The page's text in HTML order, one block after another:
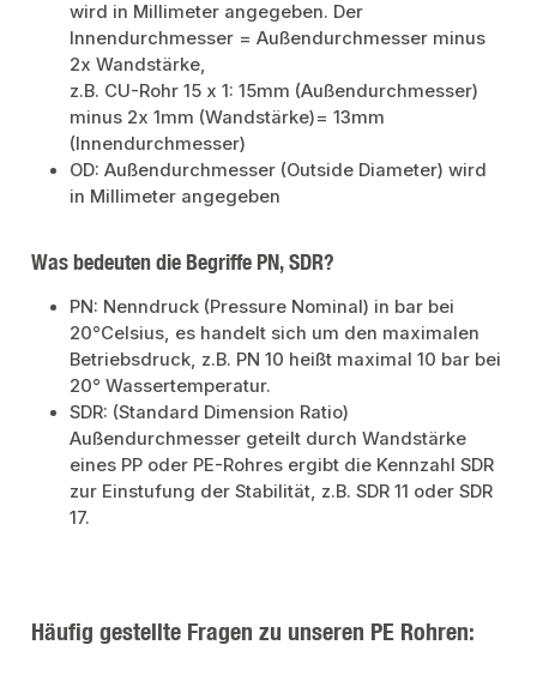
wird in Millimeter angegeben. Der
Innendurchmesser = Außendurchmesser minus
2x Wandstärke,
z.B. CU-Rohr 15 x 1: 15mm (Außendurchmesser)
minus 2x 1mm (Wandstärke)= 13mm
(Innendurchmesser)
OD: Außendurchmesser (Outside Diameter) wird
in Millimeter angegeben
Was bedeuten die Begriffe PN, SDR?
PN: Nenndruck (Pressure Nominal) in bar bei
20°Celsius, es handelt sich um den maximalen
Betriebsdruck, z.B. PN 10 heißt maximal 10 bar bei
20° Wassertemperatur.
SDR: (Standard Dimension Ratio)
Außendurchmesser geteilt durch Wandstärke
eines PP oder PE-Rohres ergibt die Kennzahl SDR
zur Einstufung der Stabilität, z.B. SDR 11 oder SDR
17.
Häufig gestellte Fragen zu unseren PE Rohren: